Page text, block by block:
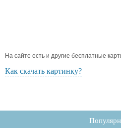
На сайте есть и другие бесплатные
Как скачать картинку?